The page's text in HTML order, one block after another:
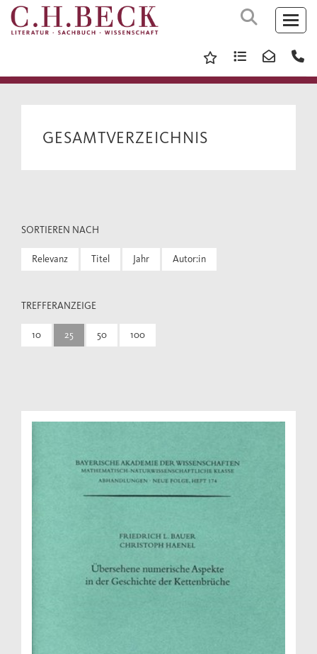
GESAMTVERZEICHNIS
SORTIEREN NACH
Relevanz Titel Jahr Autor:in
TREFFERANZEIGE
10 25 50 100